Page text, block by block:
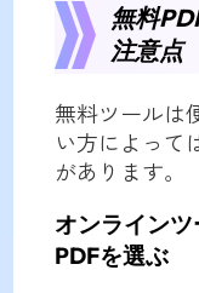
無料
注意点
無料ツールは
い方によって
があります。
オンライン
PDFを選ぶ